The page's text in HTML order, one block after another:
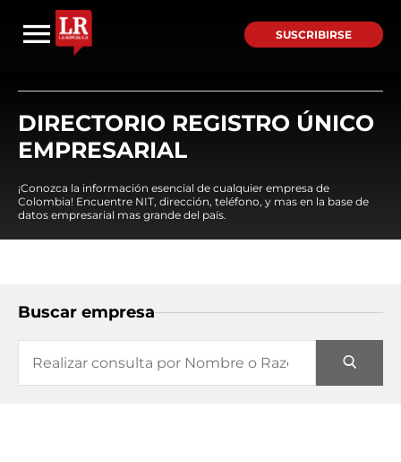
SUSCRIBIRSE
DIRECTORIO REGISTRO ÚNICO
EMPRESARIAL
¡Conozca la información esencial de cualquier empresa de
Colombia! Encuentre NIT, dirección, teléfono, y mas en la base de
datos empresarial mas grande del país.
Buscar empresa